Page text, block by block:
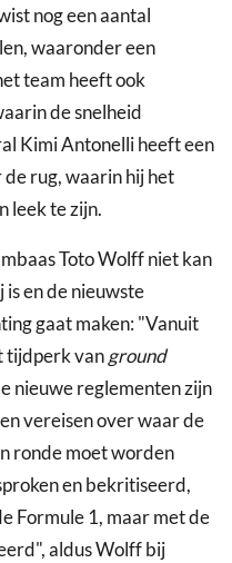
nog een aantal
waaronder een
team heeft ook
de snelheid
Kimi Antonelli heeft een
rug, waarin hij het
leek te zijn.
Toto Wolff niet kan
en de nieuwste
gaat maken: "Vanuit
tijdperk vanground
nieuwe reglementen zijn
vereisen over waar de
ronde moet worden
en bekritiseerd,
Formule 1, maar met de
aldus Wolff bij